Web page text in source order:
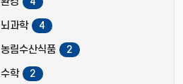
뇌과학
4
농림수산식품
2
수학
2